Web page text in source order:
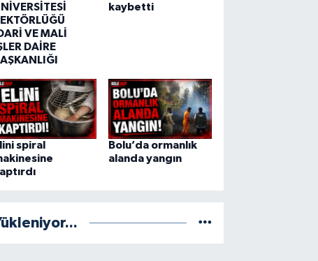
VE MALİ
DAİRE
kaybetti
spiral
Bolu’da ormanlık
alanda yangın